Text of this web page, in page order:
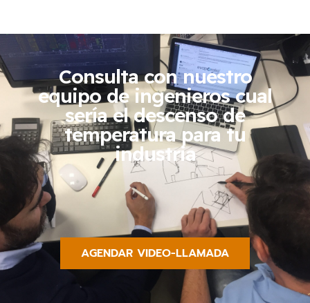
Consulta con nuestro
equipo de ingenieros cual
sería el descenso de
temperatura para tu
industria
AGENDAR VIDEO-LLAMADA